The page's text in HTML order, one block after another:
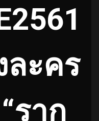
ละคร
ราก